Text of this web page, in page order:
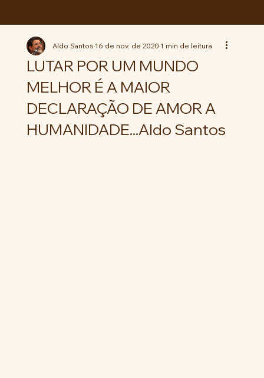
LUTAR POR UM MUNDO
MELHOR É A MAIOR
DECLARAÇÃO DE AMOR A
HUMANIDADE...Aldo Santos
Aldo Santos16 de nov. de 20201 min de leitura